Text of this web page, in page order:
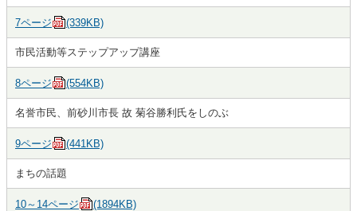
7ページ (339KB)
市民活動等ステップアップ講座
8ページ (554KB)
名誉市民、前砂川市長 故 菊谷勝利氏をしのぶ
9ページ (441KB)
まちの話題
10～14ページ (1894KB)